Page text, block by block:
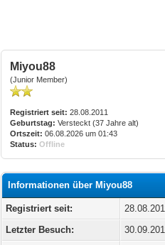
Miyou88
(Junior Member)
Registriert seit: 28.08.2011
Geburtstag: Versteckt (37 Jahre alt)
Ortszeit: 06.08.2026 um 01:43
Status: Offline
Informationen über Miyou88
Registriert seit:
Letzter Besuch: